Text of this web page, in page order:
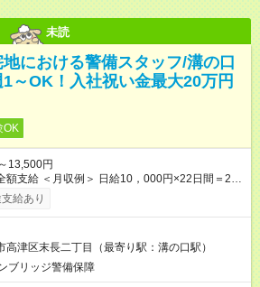
未読
地における警備スタッフ/溝の口
～OK！入社祝い金最大20万円
OK
13,500円
額支給 ＜月収例＞ 日給10，000円×22日間＝22
研修20時間)：24，500円支給！ ◆昇給あり 資格
で、交通費全額支給！ 自動車通勤・バイク通勤
業者さんと協力し合って、早く仕事を終えるほ
バイ
給あり
高津区末長二丁目（最寄り駅：溝の口駅）
ブリッジ警備保障